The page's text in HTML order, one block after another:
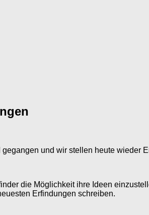
und wir stellen heute wieder
die Möglichkeit ihre Ideen
Erfindungen schreiben.